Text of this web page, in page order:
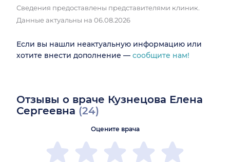
Сведения предоставлены представителями клиник.
Данные актуальны на 06.08.2026
Если вы нашли неактуальную информацию или
хотите внести дополнение — сообщите нам!
Отзывы о враче Кузнецова Елена
Сергеевна (24)
Оцените врача